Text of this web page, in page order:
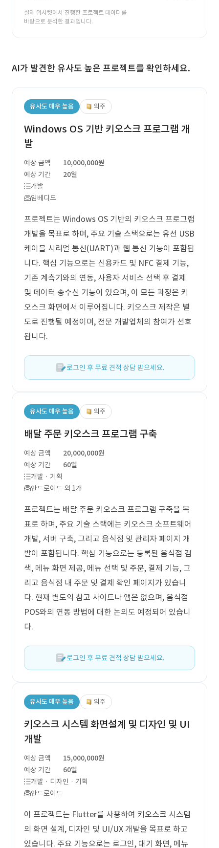
실제 위시켓에서 진행한 프로젝트 데이터를
바탕으로 분석한 결과입니다.
AI가 발견한 유사도 높은 프로젝트를 확인하세요.
유사도 매우 높음 외주
Windows OS 기반 키오스크 프로그램 개
발
예상 금액
10,000,000원
예상 기간
20일
개발
임베디드
프로젝트는 Windows OS 기반의 키오스크 프로그램
개발을 목표로 하며, 주요 기술 스택으로는 유선 USB
케이블 시리얼 통신(UART)과 웹 통신 기능이 포함됩
니다. 핵심 기능으로는 신용카드 및 NFC 결제 기능,
기존 계측기와의 연동, 사용자 서비스 선택 후 결제
및 데이터 송수신 기능이 있으며, 이 모든 과정은 키
오스크 화면에서 이루어집니다. 키오스크 제작은 별
도로 진행될 예정이며, 전문 개발업체의 참여가 선호
됩니다.
로그인 후 무료 견적 상담 받으세요.
유사도 매우 높음 외주
배달 주문 키오스크 프로그램 구축
예상 금액
20,000,000원
예상 기간
60일
개발 · 기획
안드로이드 외 1개
프로젝트는 배달 주문 키오스크 프로그램 구축을 목
표로 하며, 주요 기술 스택에는 키오스크 소프트웨어
개발, 서버 구축, 그리고 음식점 및 관리자 페이지 개
발이 포함됩니다. 핵심 기능으로는 등록된 음식점 검
색, 메뉴 화면 제공, 메뉴 선택 및 주문, 결제 기능, 그
리고 음식점 내 주문 및 결제 확인 페이지가 있습니
다. 현재 별도의 참고 사이트나 앱은 없으며, 음식점
POS와의 연동 방법에 대한 논의도 예정되어 있습니
다.
로그인 후 무료 견적 상담 받으세요.
유사도 매우 높음 외주
키오스크 시스템 화면설계 및 디자인 및 UI
개발
예상 금액
15,000,000원
예상 기간
60일
개발 · 디자인 · 기획
안드로이드
이 프로젝트는 Flutter를 사용하여 키오스크 시스템
의 화면 설계, 디자인 및 UI/UX 개발을 목표로 하고
있습니다. 주요 기능으로는 로그인, 대기 화면, 메뉴